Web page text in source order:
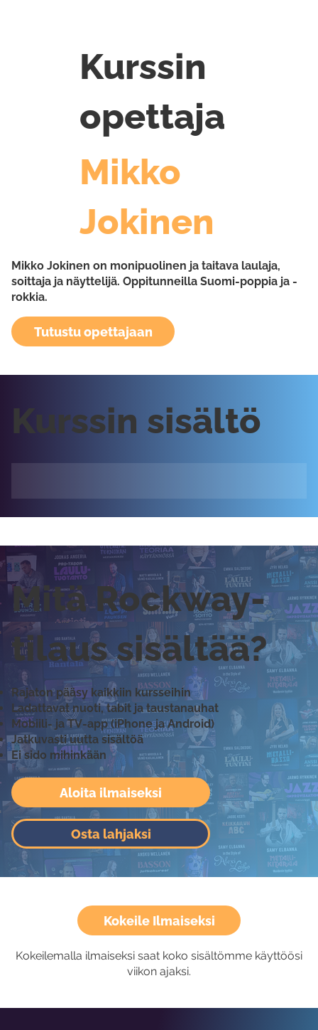
Kurssin
opettaja
Mikko
Jokinen
Mikko Jokinen on monipuolinen ja taitava laulaja,
soittaja ja näyttelijä. Oppitunneilla Suomi-poppia ja -
rokkia.
Tutustu opettajaan
Kurssin sisältö
Aloita ilmaiseksi
Osta lahjaksi
Mitä Rockway-
tilaus sisältää?
Rajaton pääsy kaikkiin kursseihin
Ladattavat nuoti, tabit ja taustanauhat
Mobiili- ja TV-app (iPhone ja Android)
Jatkuvasti uutta sisältöä
Ei sido mihinkään
Kokeile Ilmaiseksi
Kokeilemalla ilmaiseksi saat koko sisältömme käyttöösi
viikon ajaksi.